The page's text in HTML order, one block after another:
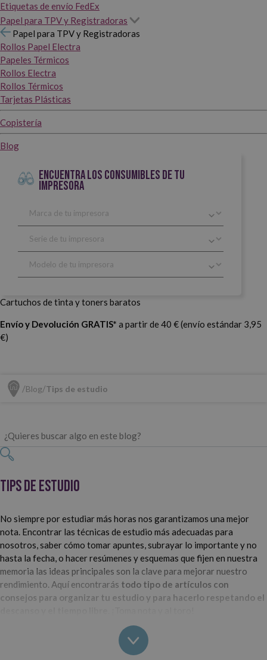
Etiquetas de envío FedEx
Papel para TPV y Registradoras
Papel para TPV y Registradoras
Rollos Papel Electra
Papeles Térmicos
Rollos Electra
Rollos Térmicos
Tarjetas Plásticas
Copistería
Blog
ENCUENTRA LOS CONSUMIBLES DE TU
IMPRESORA
Cartuchos de tinta y toners baratos
Envío y Devolución GRATIS* a partir de 40 € (envío estándar 3,95
€)
Blog Tips de estudio
Tips de estudio
No siempre por estudiar más horas nos garantizamos una mejor
nota. Encontrar las técnicas de estudio más adecuadas para
nosotros, saber cómo tomar apuntes, subrayar lo importante y no
hasta la fecha, o hacer resúmenes y esquemas que fijen en nuestra
memoria las ideas principales son la clave para mejorar nuestro
rendimiento. Aquí encontrarás todo tipo de artículos con
consejos para organizar tu estudio y para hacerlo respetando el
¿Quieres aprender a hacer mejores resúmenes para ahorrar tiempo
al estudiar o cómo puedes crear esquemas visuales con post-it? Lee